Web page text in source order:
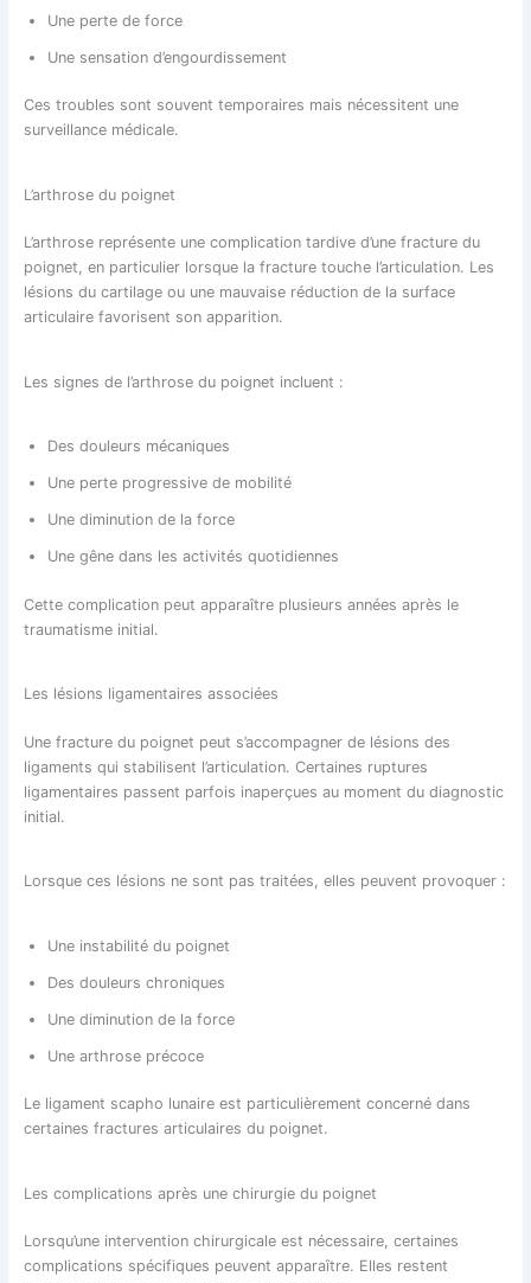
Une perte de force
Une sensation d’engourdissement
Ces troubles sont souvent temporaires mais nécessitent une
surveillance médicale.
L’arthrose du poignet
L’arthrose représente une complication tardive d’une fracture du
poignet, en particulier lorsque la fracture touche l’articulation. Les
lésions du cartilage ou une mauvaise réduction de la surface
articulaire favorisent son apparition.
Les signes de l’arthrose du poignet incluent :
Des douleurs mécaniques
Une perte progressive de mobilité
Une diminution de la force
Une gêne dans les activités quotidiennes
Cette complication peut apparaître plusieurs années après le
traumatisme initial.
Les lésions ligamentaires associées
Une fracture du poignet peut s’accompagner de lésions des
ligaments qui stabilisent l’articulation. Certaines ruptures
ligamentaires passent parfois inaperçues au moment du diagnostic
initial.
Lorsque ces lésions ne sont pas traitées, elles peuvent provoquer :
Une instabilité du poignet
Des douleurs chroniques
Une diminution de la force
Une arthrose précoce
Le ligament scapho lunaire est particulièrement concerné dans
certaines fractures articulaires du poignet.
Les complications après une chirurgie du poignet
Lorsqu’une intervention chirurgicale est nécessaire, certaines
complications spécifiques peuvent apparaître. Elles restent